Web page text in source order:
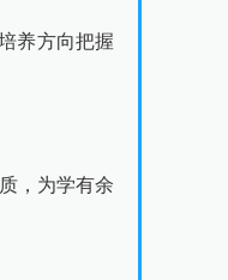
养方向把握
，为学有余